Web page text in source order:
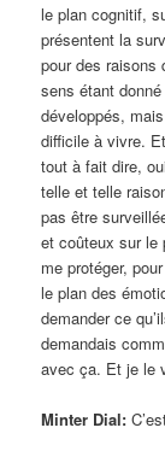
le plan cognitif,
présentent la
pour des raisons
sens étant
développés,
difficile à vivre.
tout à fait dire,
telle et telle
pas être
et coûteux sur le
me protéger,
le plan des
demander ce
demandais
avec ça. Et je le
Minter Dial: